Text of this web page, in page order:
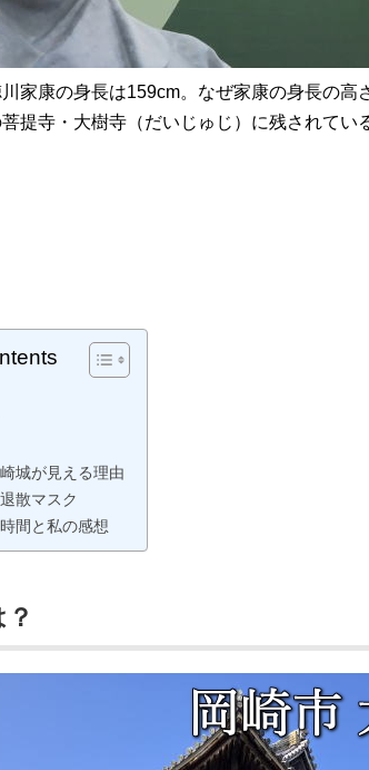
家康の身長は159cm。なぜ家康の身長の高
提寺・大樹寺（だいじゅじ）に残されてい
城が見える理由
散マスク
間と私の感想